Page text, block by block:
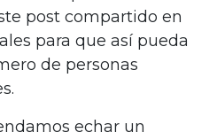
post compartido en
para que así pueda
de personas
echar un